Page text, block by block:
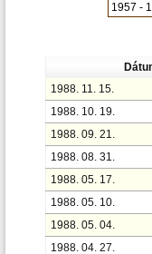
1957 -
1988. 11. 15.
1988. 10. 19.
1988. 09. 21.
1988. 08. 31.
1988. 05. 17.
1988. 05. 10.
1988. 05. 04.
1988. 04. 27.